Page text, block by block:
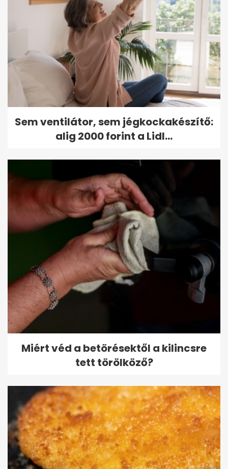
Sem ventilátor, sem jégkockakészítő:
alig 2000 forint a Lidl...
Miért véd a betörésektől a kilincsre
tett törölköző?